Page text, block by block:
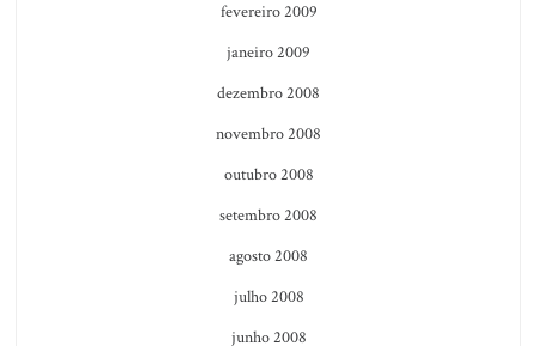
fevereiro 2009
janeiro 2009
dezembro 2008
novembro 2008
outubro 2008
setembro 2008
agosto 2008
julho 2008
junho 2008